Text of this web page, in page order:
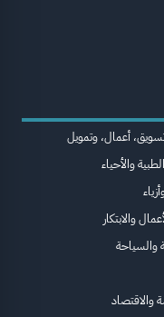
أعمال، وتمويل
والأحياء
والابتكار
والسياحة
والاقتصاد